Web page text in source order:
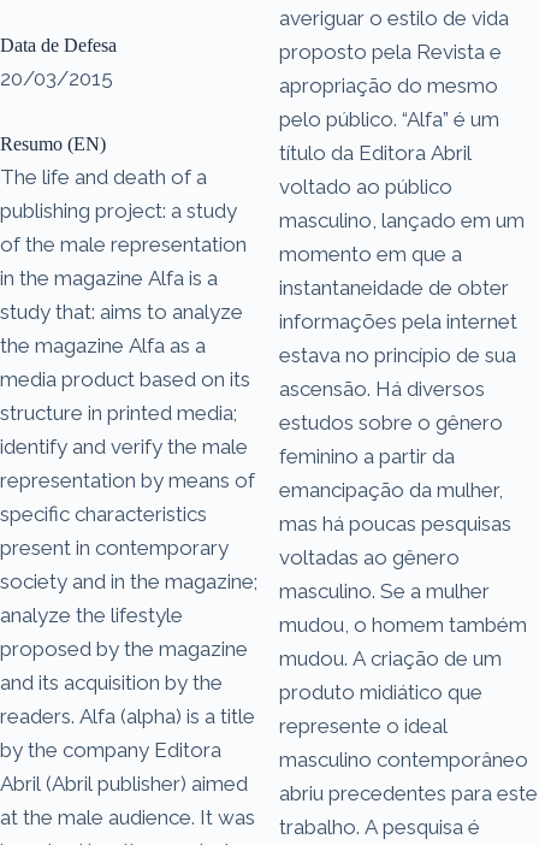
Data de Defesa
20/03/2015
Resumo (EN)
The life and death of a
publishing project: a study
of the male representation
in the magazine Alfa is a
study that: aims to analyze
the magazine Alfa as a
media product based on its
structure in printed media;
identify and verify the male
representation by means of
specific characteristics
present in contemporary
society and in the magazine;
analyze the lifestyle
proposed by the magazine
and its acquisition by the
readers. Alfa (alpha) is a title
by the company Editora
Abril (Abril publisher) aimed
at the male audience. It was
averiguar o estilo de vida
proposto pela Revista e
apropriação do mesmo
pelo público. “Alfa” é um
título da Editora Abril
voltado ao público
masculino, lançado em um
momento em que a
instantaneidade de obter
informações pela internet
estava no princípio de sua
ascensão. Há diversos
estudos sobre o gênero
feminino a partir da
emancipação da mulher,
mas há poucas pesquisas
voltadas ao gênero
masculino. Se a mulher
mudou, o homem também
mudou. A criação de um
produto midiático que
represente o ideal
masculino contemporâneo
abriu precedentes para este
trabalho. A pesquisa é